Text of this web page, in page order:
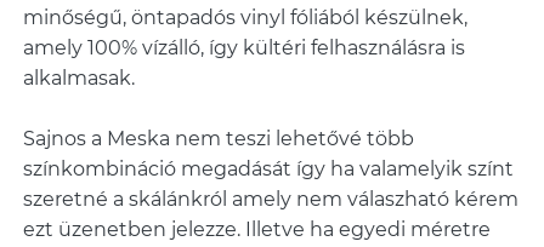
minőségű, öntapadós vinyl fóliából készülnek,
amely 100% vízálló, így kültéri felhasználásra is
alkalmasak.
Sajnos a Meska nem teszi lehetővé több
színkombináció megadását így ha valamelyik színt
szeretné a skálánkról amely nem válaszható kérem
ezt üzenetben jelezze. Illetve ha egyedi méretre